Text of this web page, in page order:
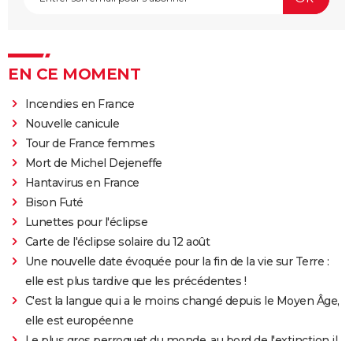
EN CE MOMENT
Incendies en France
Nouvelle canicule
Tour de France femmes
Mort de Michel Dejeneffe
Hantavirus en France
Bison Futé
Lunettes pour l'éclipse
Carte de l'éclipse solaire du 12 août
Une nouvelle date évoquée pour la fin de la vie sur Terre :
elle est plus tardive que les précédentes !
C'est la langue qui a le moins changé depuis le Moyen Âge,
elle est européenne